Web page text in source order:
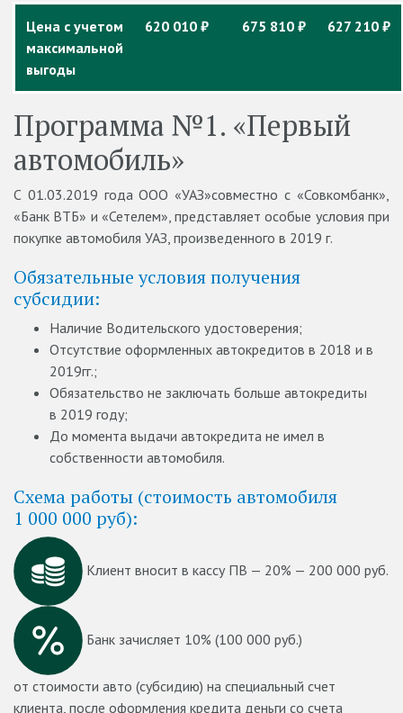
Цена с учетом
максимальной
выгоды
620 010 ₽ 675 810 ₽ 627 210 ₽
Программа №1. «Первый
автомобиль»
С 01.03.2019 года ООО «УАЗ»совместно с «Совкомбанк»,
«Банк ВТБ» и «Сетелем», представляет особые условия при
покупке автомобиля УАЗ, произведенного в 2019 г.
Обязательные условия получения
субсидии:
Наличие Водительского удостоверения;
Отсутствие оформленных автокредитов в 2018 и в
2019гг.;
Обязательство не заключать больше автокредиты
в 2019 году;
До момента выдачи автокредита не имел в
собственности автомобиля.
Схема работы (стоимость автомобиля
1 000 000 руб):
Клиент вносит в кассу ПВ — 20% — 200 000 руб.
Банк зачисляет 10% (100 000 руб.)
от стоимости авто (субсидию) на специальный счет
клиента, после оформления кредита деньги со счета